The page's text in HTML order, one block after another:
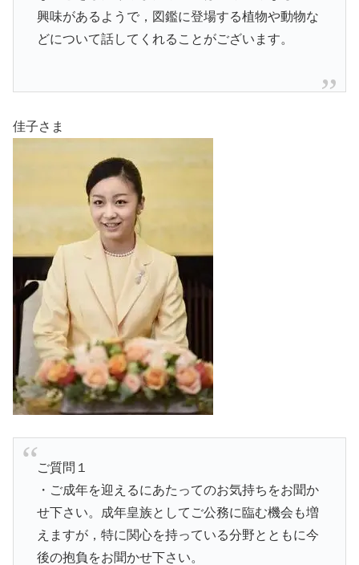
興味があるようで，図鑑に登場する植物や動物な
どについて話してくれることがございます。
佳子さま
ご質問１
・ご成年を迎えるにあたってのお気持ちをお聞か
せ下さい。成年皇族としてご公務に臨む機会も増
えますが，特に関心を持っている分野とともに今
後の抱負をお聞かせ下さい。